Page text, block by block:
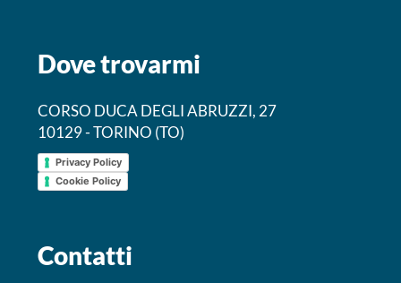
Dove trovarmi
CORSO DUCA DEGLI ABRUZZI, 27
10129 - TORINO (TO)
Privacy Policy
Cookie Policy
Contatti